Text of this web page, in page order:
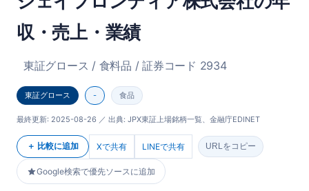
収・売上・業績
東証グロース / 食料品 / 証券コード 2934
東証グロース - 食品
最終更新: 2025-08-26 ／ 出典: JPX東証上場銘柄一覧、金融庁EDINET
＋ 比較に追加 Xで共有 LINEで共有 URLをコピー
Google検索で優先ソースに追加